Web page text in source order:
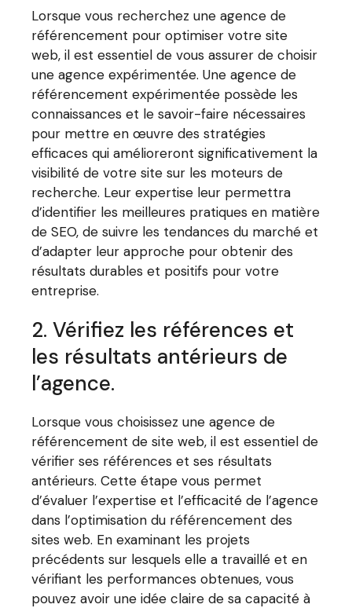
Lorsque vous recherchez une agence de
référencement pour optimiser votre site
web, il est essentiel de vous assurer de choisir
une agence expérimentée. Une agence de
référencement expérimentée possède les
connaissances et le savoir-faire nécessaires
pour mettre en œuvre des stratégies
efficaces qui amélioreront significativement la
visibilité de votre site sur les moteurs de
recherche. Leur expertise leur permettra
d’identifier les meilleures pratiques en matière
de SEO, de suivre les tendances du marché et
d’adapter leur approche pour obtenir des
résultats durables et positifs pour votre
entreprise.
2. Vérifiez les références et
les résultats antérieurs de
l’agence.
Lorsque vous choisissez une agence de
référencement de site web, il est essentiel de
vérifier ses références et ses résultats
antérieurs. Cette étape vous permet
d’évaluer l’expertise et l’efficacité de l’agence
dans l’optimisation du référencement des
sites web. En examinant les projets
précédents sur lesquels elle a travaillé et en
vérifiant les performances obtenues, vous
pouvez avoir une idée claire de sa capacité à